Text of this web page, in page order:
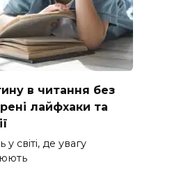
в читання без
лайфхаки та
у світі, де увагу